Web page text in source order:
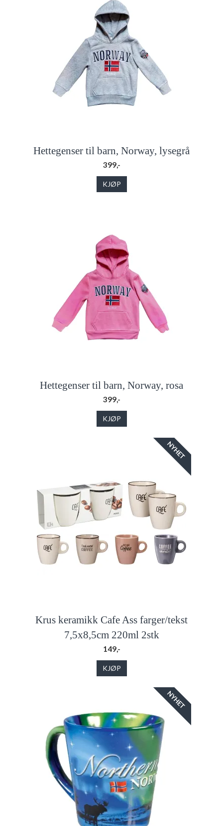
Hettegenser til barn, Norway, lysegrå
399,-
KJØP
Hettegenser til barn, Norway, rosa
399,-
KJØP
NYHET
Krus keramikk Cafe Ass farger/tekst
7,5x8,5cm 220ml 2stk
149,-
KJØP
NYHET